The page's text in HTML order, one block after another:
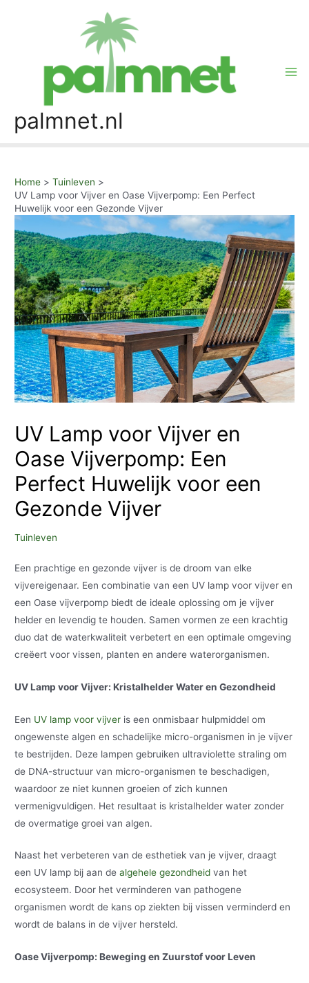
palmnet.nl
Home
Tuinleven
UV Lamp voor Vijver en Oase Vijverpomp: Een Perfect
Huwelijk voor een Gezonde Vijver
UV Lamp voor Vijver en
Oase Vijverpomp: Een
Perfect Huwelijk voor een
Gezonde Vijver
Tuinleven
Een prachtige en gezonde vijver is de droom van elke
vijvereigenaar. Een combinatie van een UV lamp voor vijver en
een Oase vijverpomp biedt de ideale oplossing om je vijver
helder en levendig te houden. Samen vormen ze een krachtig
duo dat de waterkwaliteit verbetert en een optimale omgeving
creëert voor vissen, planten en andere waterorganismen.
UV Lamp voor Vijver: Kristalhelder Water en Gezondheid
Een UV lamp voor vijver is een onmisbaar hulpmiddel om
ongewenste algen en schadelijke micro-organismen in je vijver
te bestrijden. Deze lampen gebruiken ultraviolette straling om
de DNA-structuur van micro-organismen te beschadigen,
waardoor ze niet kunnen groeien of zich kunnen
vermenigvuldigen. Het resultaat is kristalhelder water zonder
de overmatige groei van algen.
Naast het verbeteren van de esthetiek van je vijver, draagt
een UV lamp bij aan dealgehele gezondheid van het
ecosysteem. Door het verminderen van pathogene
organismen wordt de kans op ziekten bij vissen verminderd en
wordt de balans in de vijver hersteld.
Oase Vijverpomp: Beweging en Zuurstof voor Leven